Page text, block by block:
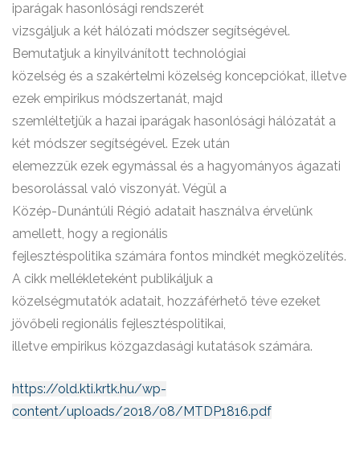
iparágak hasonlósági rendszerét
vizsgáljuk a két hálózati módszer segítségével.
Bemutatjuk a kinyilvánított technológiai
közelség és a szakértelmi közelség koncepciókat, illetve
ezek empirikus módszertanát, majd
szemléltetjük a hazai iparágak hasonlósági hálózatát a
két módszer segítségével. Ezek után
elemezzük ezek egymással és a hagyományos ágazati
besorolással való viszonyát. Végül a
Közép-Dunántúli Régió adatait használva érvelünk
amellett, hogy a regionális
fejlesztéspolitika számára fontos mindkét megközelítés.
A cikk mellékleteként publikáljuk a
közelségmutatók adatait, hozzáférhető téve ezeket
jövőbeli regionális fejlesztéspolitikai,
illetve empirikus közgazdasági kutatások számára.
https://old.kti.krtk.hu/wp-
content/uploads/2018/08/MTDP1816.pdf